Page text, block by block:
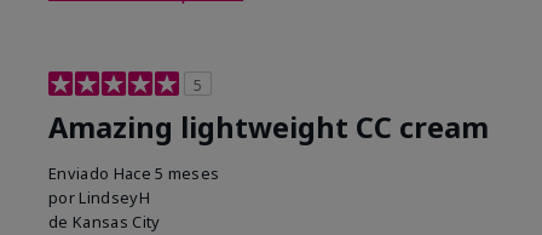
5
Amazing lightweight CC cream
Enviado Hace 5 meses
por LindseyH
de Kansas City